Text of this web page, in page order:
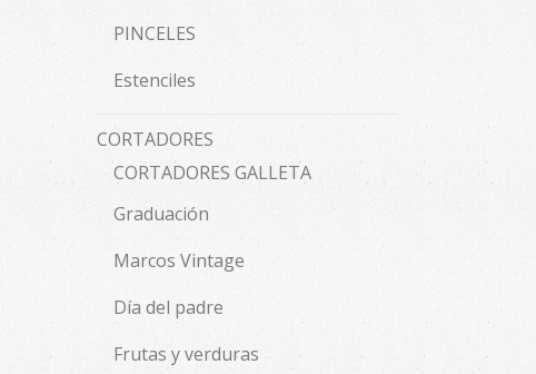
PINCELES
Estenciles
CORTADORES
CORTADORES GALLETA
Graduación
Marcos Vintage
Día del padre
Frutas y verduras